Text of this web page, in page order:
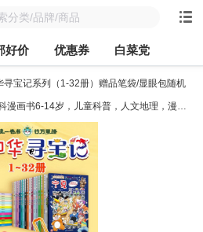
好价 优惠券 白菜党
寻宝记系列（1-32册）赠品笔袋/显眼包随机
漫画书6-14岁，儿童科普，人文地理，漫画
衔接小升初暑假衔接儿童年货节送礼